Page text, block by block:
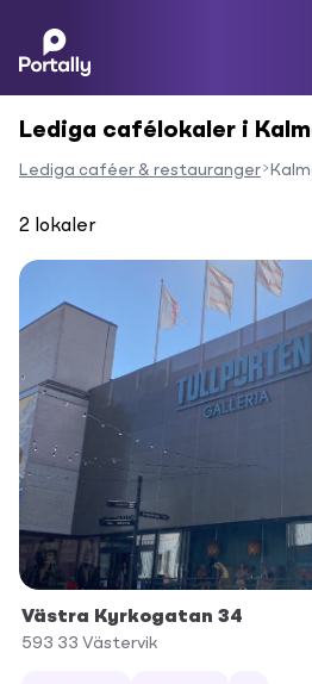
Lediga cafélokaler i
Lediga caféer & restauranger
2 lokaler
Västra Kyrkogatan 34
593 33 Västervik